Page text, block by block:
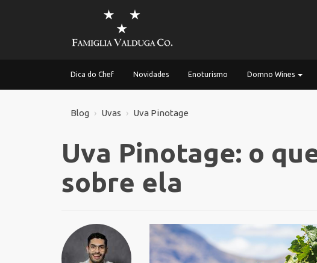
Dica do Chef Novidades Enoturismo Domno Wines
Blog Uvas Uva Pinotage
Uva Pinotage: o
sobre ela